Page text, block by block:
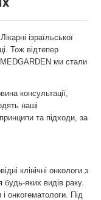
ізраїльської
Тож відтепер
ми стали
консультації,
наші
та підходи, за
клінічні онкологи з
будь-яких видів раку.
і онкогематологи. Під